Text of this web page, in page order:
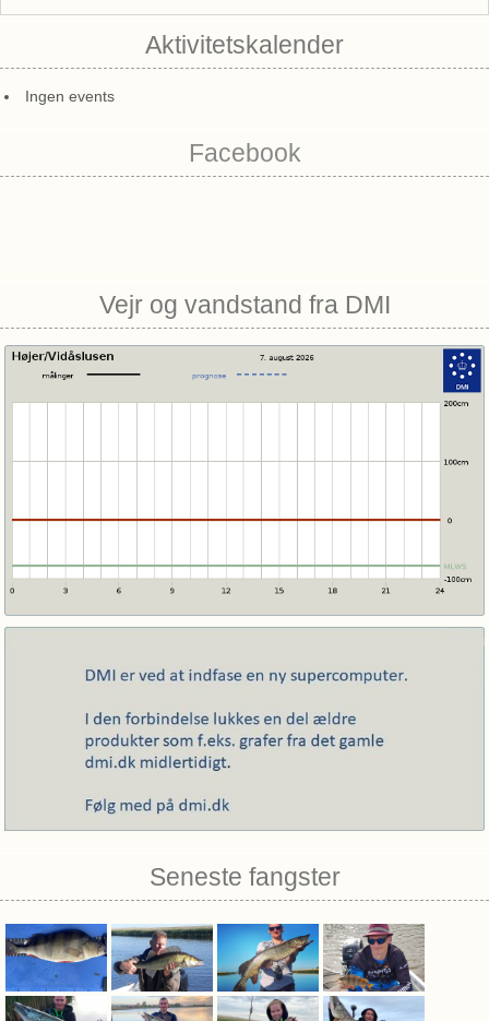
Aktivitetskalender
Ingen events
Facebook
Vejr og vandstand fra DMI
Seneste fangster